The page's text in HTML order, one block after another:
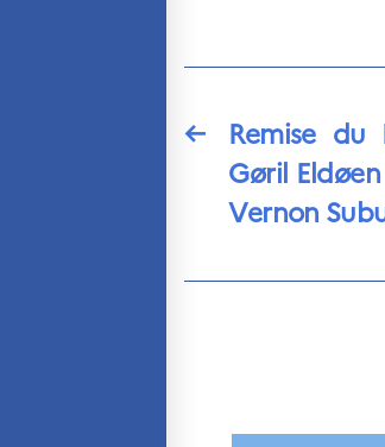
←
Remise du
Gøril
Vernon